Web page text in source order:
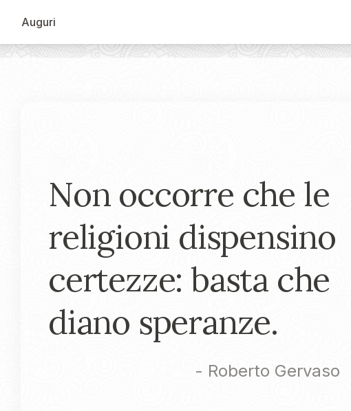
Auguri
Non occorre che le
religioni dispensino
certezze: basta che
diano speranze.
- Roberto Gervaso